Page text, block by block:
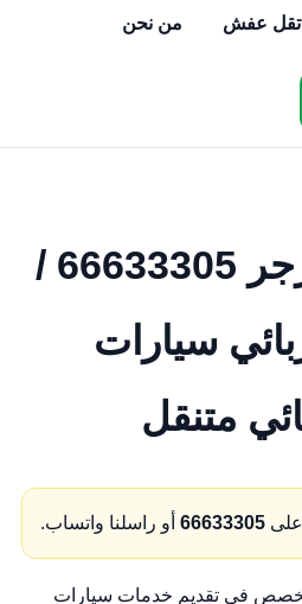
تقل عفش من نحن
كهربائي تشارجر 66633305 /
سيارات
متنقل
66633305أو راسلنا واتساب.
في تقديم خدمات سيارات